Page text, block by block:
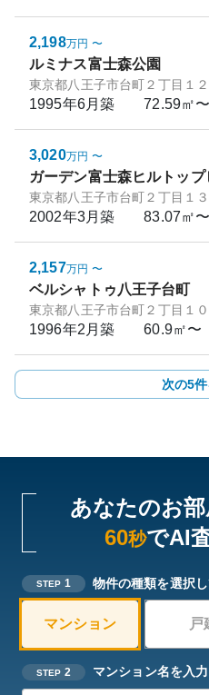
2,198万円 〜
ルミナス富士森公園
東京都八王子市台町２丁目１
1995年6月築 72.59㎡〜
3,020万円 〜
ガーデン富士森ヒルトップ
東京都八王子市台町２丁目１３
2002年3月築 83.07㎡〜
2,157万円 〜
ベルシャトゥ八王子台町
東京都八王子市台町２丁目１
1996年2月築 60.9㎡〜
次の5
あなたのお
60秒でAI
STEP 1 物件の種類を選択
マンション 戸
STEP 2 マンション名を入